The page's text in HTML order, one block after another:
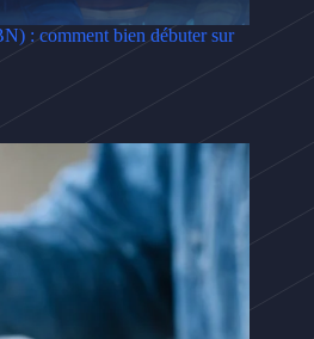
: comment bien débuter sur